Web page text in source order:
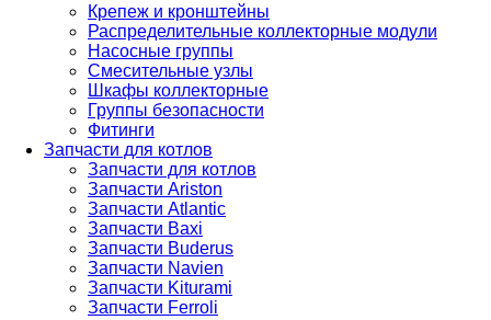
Крепеж и кронштейны
Распределительные коллекторные модули
Насосные группы
Смесительные узлы
Шкафы коллекторные
Группы безопасности
Фитинги
Запчасти для котлов
Запчасти для котлов
Запчасти Ariston
Запчасти Atlantic
Запчасти Baxi
Запчасти Buderus
Запчасти Navien
Запчасти Kiturami
Запчасти Ferroli